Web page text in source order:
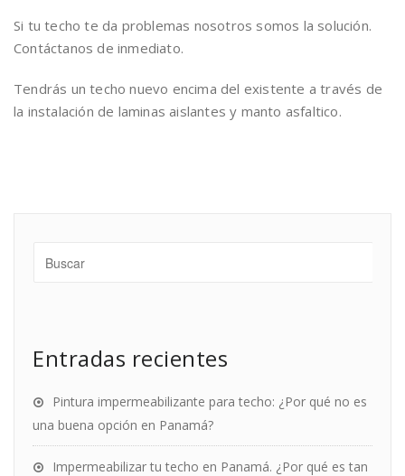
Si tu techo te da problemas nosotros somos la solución.
Contáctanos de inmediato.
Tendrás un techo nuevo encima del existente a través de
la instalación de laminas aislantes y manto asfaltico.
Entradas recientes
Pintura impermeabilizante para techo: ¿Por qué no es
una buena opción en Panamá?
Impermeabilizar tu techo en Panamá. ¿Por qué es tan